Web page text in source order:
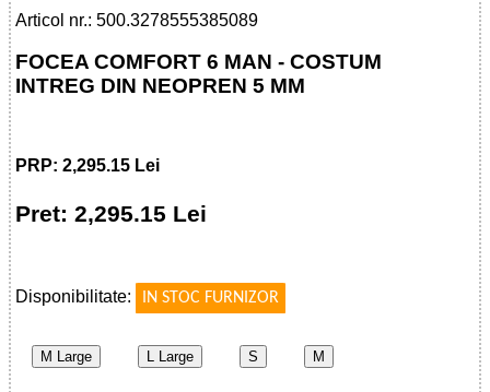
Articol nr.: 500.3278555385089
FOCEA COMFORT 6 MAN - COSTUM
INTREG DIN NEOPREN 5 MM
PRP: 2,295.15 Lei
Pret: 2,295.15 Lei
Disponibilitate:
IN STOC FURNIZOR
M Large L Large S M